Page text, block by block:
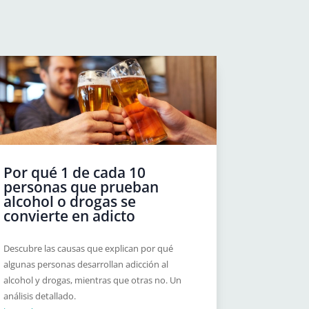
Por qué 1 de cada 10
personas que prueban
alcohol o drogas se
convierte en adicto
Descubre las causas que explican por qué
algunas personas desarrollan adicción al
alcohol y drogas, mientras que otras no. Un
análisis detallado.